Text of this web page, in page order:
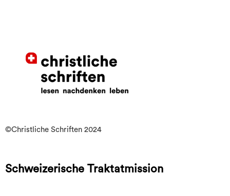
©Christliche Schriften 2024
Schweizerische Traktatmission